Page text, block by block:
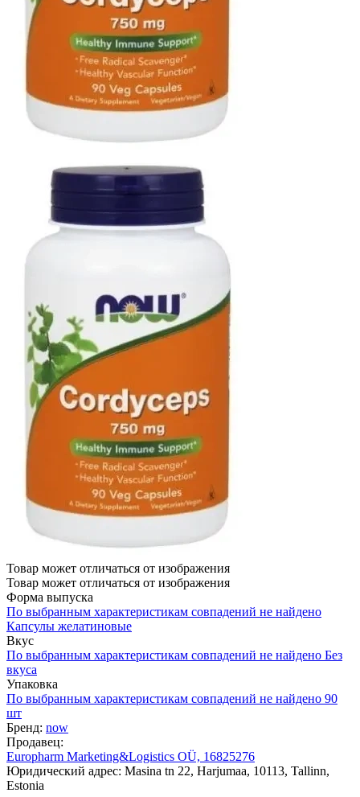
Товар может отличаться от изображения
Товар может отличаться от изображения
Форма выпуска
По выбранным характеристикам совпадений не найдено
Капсулы желатиновые
Вкус
По выбранным характеристикам совпадений не найдено Без
вкуса
Упаковка
По выбранным характеристикам совпадений не найдено 90
шт
Бренд: now
Продавец:
Europharm Marketing&Logistics OÜ, 16825276
Юридический адрес: Masina tn 22, Harjumaa, 10113, Tallinn,
Estonia